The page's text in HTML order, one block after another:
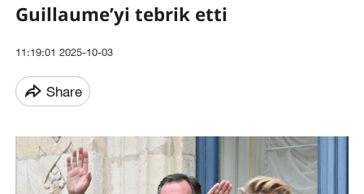
Guillaume’yi tebrik etti
11:19:01 2025-10-03
Share